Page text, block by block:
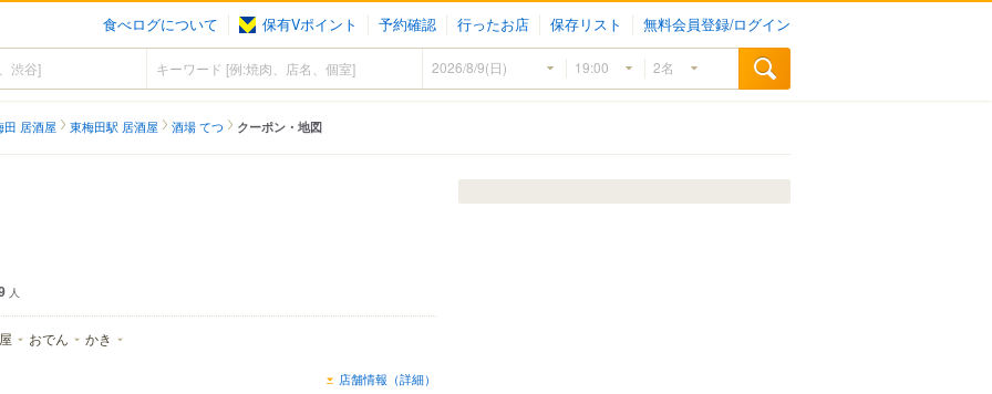
食べログについて 保有Vポイント 予約確認 行ったお店 保存リスト 無料会員登録/ログイン
田 居酒屋 東梅田駅 居酒屋 酒場 てつ クーポン・地図
人
おでん かき
店舗情報（詳細）